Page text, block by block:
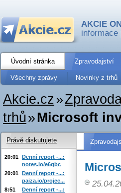
AKCIE
informace
Úvodní stránka Zpravodajství
Všechny zprávy Novinky z trhů
Akcie.cz»
trhů»Microsoft
Právě diskutujete
20:01 Denní report -...:
notes.io/e6gbc
20:01 Denní report -...:
paiza.io/projec...
8:51
Denní report -...: